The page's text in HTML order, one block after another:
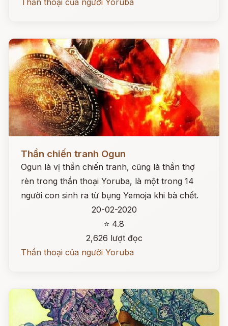
Thần thoại của người Yoruba
Đọc ngay
Thần chiến tranh Ogun
Ogun là vị thần chiến tranh, cũng là thần thợ
rèn trong thần thoại Yoruba, là một trong 14
người con sinh ra từ bụng Yemoja khi bà chết.
20-02-2020
⭐ 4.8
2,626 lượt đọc
Thần thoại của người Yoruba